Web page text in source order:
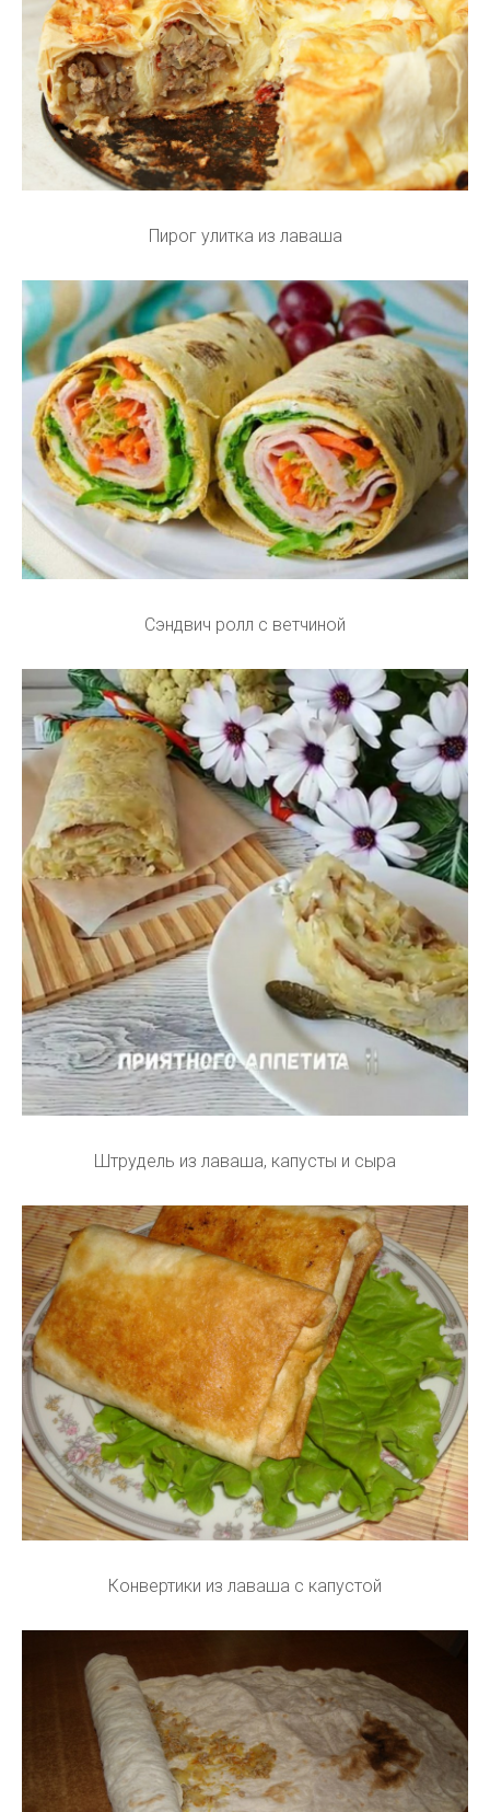
Пирог улитка из лаваша
Сэндвич ролл с ветчиной
Штрудель из лаваша, капусты и сыра
Конвертики из лаваша с капустой